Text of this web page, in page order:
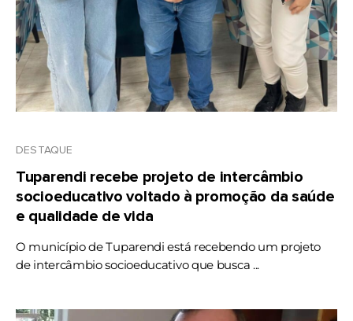
DESTAQUE
Tuparendi recebe projeto de intercâmbio
socioeducativo voltado à promoção da saúde
e qualidade de vida
O município de Tuparendi está recebendo um projeto
de intercâmbio socioeducativo que busca ...